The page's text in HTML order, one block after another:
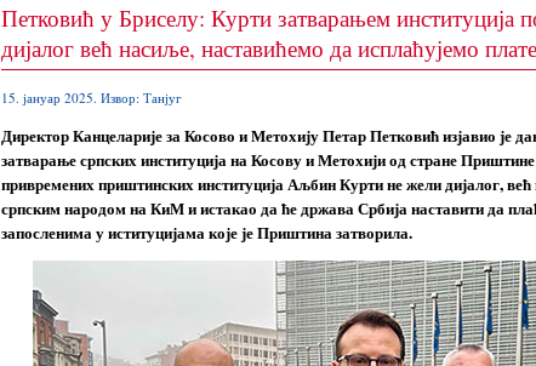
Петковић у Бриселу: Курти затварањем институција
дијалог већ насиље, наставићемо да исплаћујемо
15. јануар 2025. Извор: Танјуг
Директор Канцеларије за Косово и Метохију Петар Петковић изјавио је
затварање српских институција на Косову и Метохији од стране Приштине
привремених приштинских институција Аљбин Курти не жели дијалог,
српским народом на КиМ и истакао да ће држава Србија наставити да
запосленима у иституцијама које је Приштина затворила.